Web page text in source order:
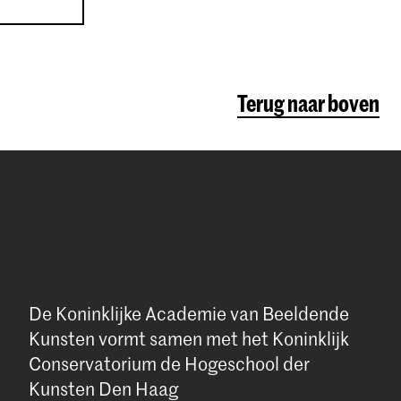
Terug naar boven
De Koninklijke Academie van Beeldende
Kunsten vormt samen met het Koninklijk
Conservatorium de Hogeschool der
Kunsten Den Haag